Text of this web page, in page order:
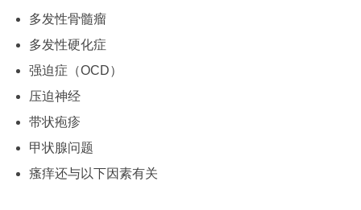
多发性骨髓瘤
多发性硬化症
强迫症（OCD）
压迫神经
带状疱疹
甲状腺问题
瘙痒还与以下因素有关